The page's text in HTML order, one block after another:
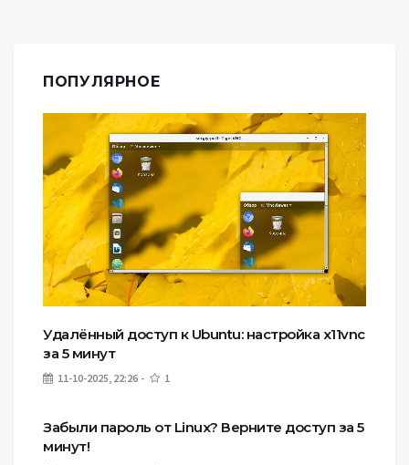
ПОПУЛЯРНОЕ
Удалённый доступ к Ubuntu: настройка x11vnc
за 5 минут
11-10-2025, 22:26 1
Забыли пароль от Linux? Верните доступ за 5
минут!